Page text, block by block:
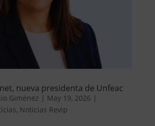
nueva presidenta de Unfeac
Giménez | May 19, 2026 |
, Noticias Revip